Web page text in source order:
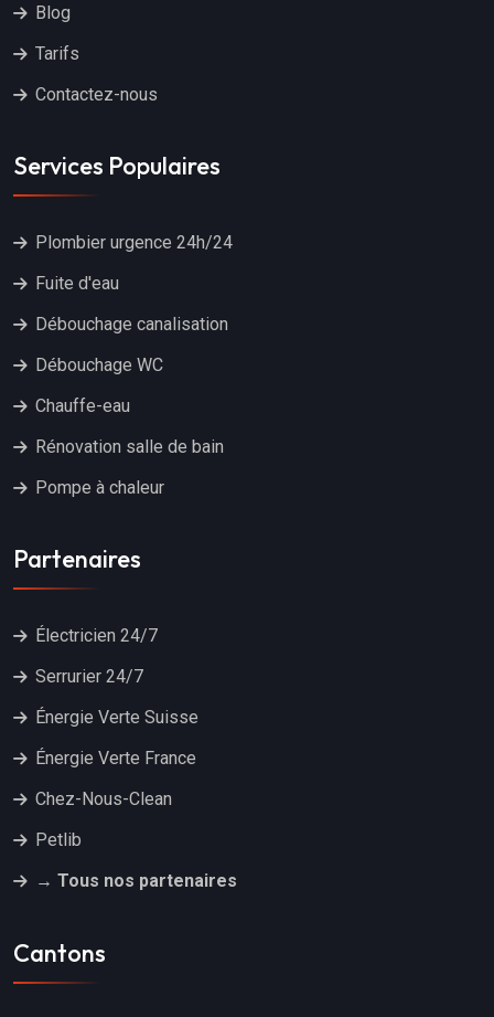
Blog
Tarifs
Contactez-nous
Services Populaires
Plombier urgence 24h/24
Fuite d'eau
Débouchage canalisation
Débouchage WC
Chauffe-eau
Rénovation salle de bain
Pompe à chaleur
Partenaires
Électricien 24/7
Serrurier 24/7
Énergie Verte Suisse
Énergie Verte France
Chez-Nous-Clean
Petlib
→ Tous nos partenaires
Cantons